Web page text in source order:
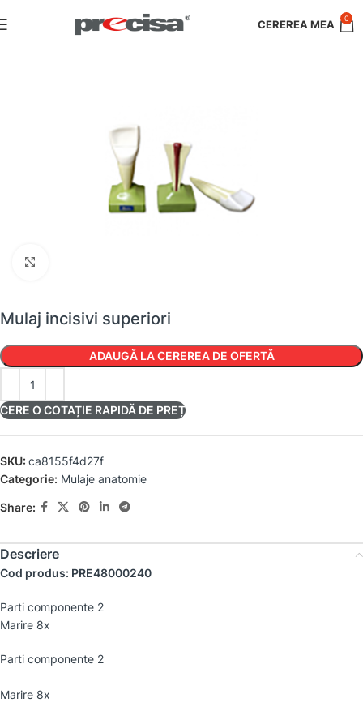
0
Mulaj incisivi superiori
ADAUGĂ LA CEREREA DE OFERTĂ
CERE O COTAȚIE RAPIDĂ DE PREȚ
SKU: ca8155f4d27f
Categorie: Mulaje anatomie
Share:
Descriere
Cod produs: PRE48000240
Parti componente 2
Marire 8x
Parti componente 2
Marire 8x